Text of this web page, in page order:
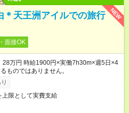
NEW
＊天王洲アイルでの旅行
面接OK
万円 時給1900円×実働7h30m×週5日×4
ものではありません。
上限として実費支給